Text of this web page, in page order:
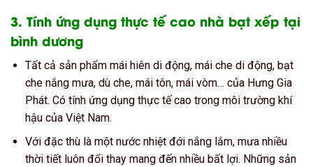
3. Tính ứng dụng thực tế cao nhà bạt xếp tại
bình dương
Tất cả sản phẩm mái hiên di động, mái che di động, bạt
che nắng mưa, dù che, mái tôn, mái vòm… của Hưng Gia
Phát. Có tính ứng dụng thực tế cao trong môi trường khí
hậu của Việt Nam.
Với đặc thù là một nước nhiệt đới nắng lắm, mưa nhiều
thời tiết luôn đổi thay mang đến nhiều bất lợi. Những sản